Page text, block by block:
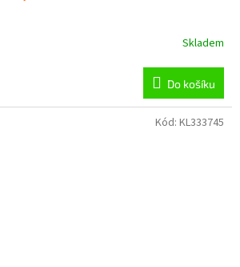
Skladem
Do košíku
Kód: KL333745